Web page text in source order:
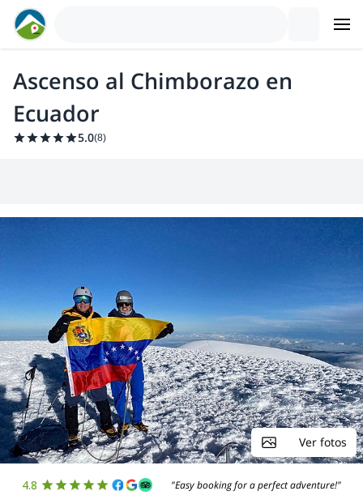
Ascenso al Chimborazo en
Ecuador
5.0(8)
Ver fotos
4.8 "Easy booking for a perfect adventure!"